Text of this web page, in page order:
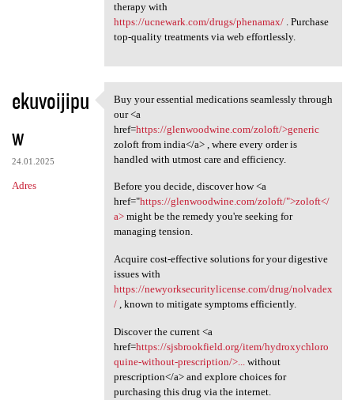
therapy with
https://ucnewark.com/drugs/phenamax/. Purchase
top-quality treatments via web effortlessly.
ekuvoijipu
w
24.01.2025
Adres
Buy your essential
Buy your essential medications seamlessly through
our <a
href=https://glenwoodwine.com/zoloft/>generic
zoloft from india</a> , where every order is
handled with utmost care and efficiency.
Before you decide, discover how <a
href="https://glenwoodwine.com/zoloft/">zoloft</
a>might be the remedy you're seeking for
managing tension.
Acquire cost-effective solutions for your digestive
issues with
https://newyorksecuritylicense.com/drug/nolvadex
/, known to mitigate symptoms efficiently.
Discover the current <a
href=https://sjsbrookfield.org/item/hydroxychloro
quine-without-prescription/>...
without
prescription</a> and explore choices for
purchasing this drug via the internet.